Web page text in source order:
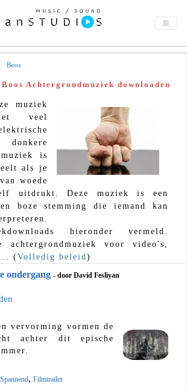
Boos
Achtergrondmuziek downloaden
muziek
veel
is
als je
woede
uitdrukt. Deze muziek is een
​​boze stemming die iemand kan
hieronder vermeld.
achtergrondmuziek voor video's,
(Volledig beleid)
ondergang - door David Fesliyan
vervorming vormen de
achter dit epische
Spannend, Filmtrailer